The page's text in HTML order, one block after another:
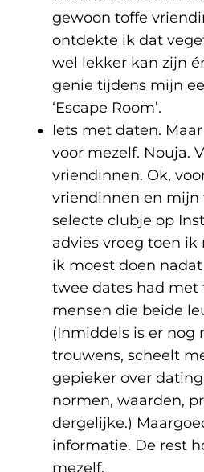
gewoon toffe
ontdekte ik dat
wel lekker kan zijn
genie tijdens mijn
‘Escape Room’.
Iets met daten.
voor mezelf. Nouja.
vriendinnen. Ok,
vriendinnen en mijn
selecte clubje op
advies vroeg toen
ik moest doen
twee dates had met
mensen die beide
(Inmiddels is er nog
trouwens, scheelt
gepieker over
normen, waarden,
dergelijke.)
informatie. De rest
mezelf.